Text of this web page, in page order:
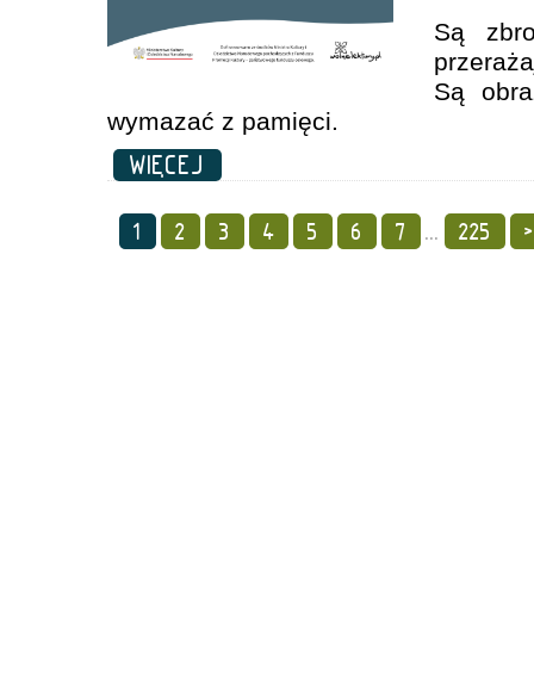
Są
Są
wymazać z pamięci.
WIĘCEJ
1 2 3 4 5 6 7 ... 225 >